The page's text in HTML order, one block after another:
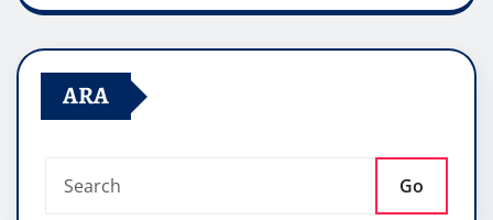
ARA
Go